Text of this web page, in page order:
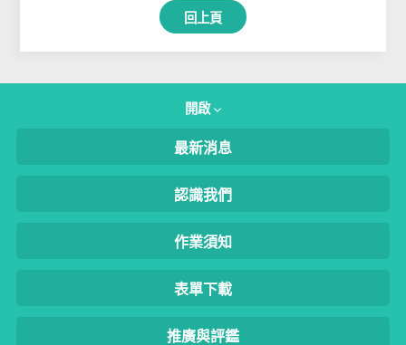
回上頁
開啟
最新消息
認識我們
作業須知
表單下載
推廣與評鑑